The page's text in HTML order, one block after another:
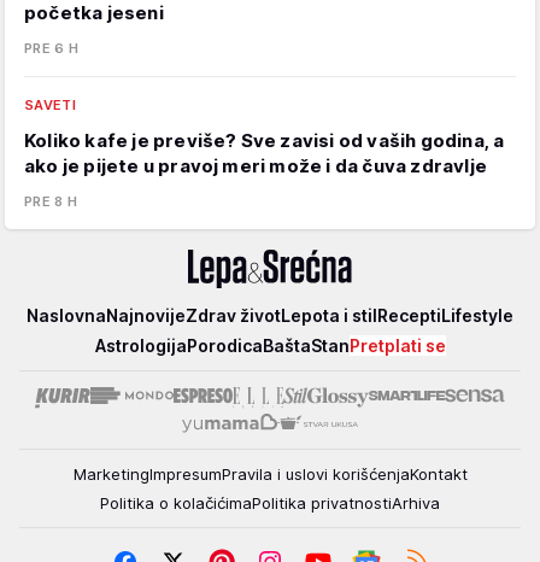
početka jeseni
PRE 6 H
SAVETI
Koliko kafe je previše? Sve zavisi od vaših godina, a
ako je pijete u pravoj meri može i da čuva zdravlje
PRE 8 H
Lepa
NaslovnaNajnovijeZdrav životLepota i stilReceptiLifestyle
AstrologijaPorodicaBaštaStanPretplati se
MarketingImpresumPravila i uslovi korišćenjaKontakt
Politika o kolačićimaPolitika privatnostiArhiva